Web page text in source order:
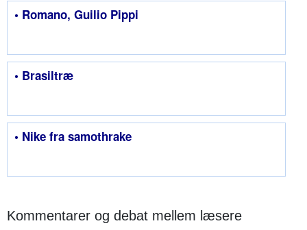
• Romano, Guilio Pippi
• Brasiltræ
• Nike fra samothrake
Kommentarer og debat mellem læsere